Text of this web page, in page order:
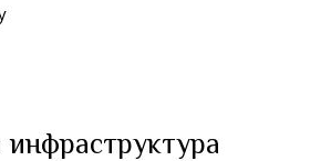
инфраструктура